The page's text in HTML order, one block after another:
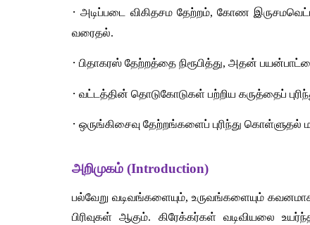
· அடிப்படை விகிதசம தேற்றம், கோண
வரைதல்.
· பிதாகரஸ் தேற்றத்தை நிரூபித்து, அதன்
· வட்டத்தின் தொடுகோடுகள் பற்றிய கருத்தைப்
· ஒருங்கிசைவு தேற்றங்களைப் புரிந்து கொள்ளுதல்
அறிமுகம் (Introduction)
பல்வேறு வடிவங்களையும், உருவங்களையும்
பிரிவுகள் ஆகும். கிரேக்கர்கள் வடிவியலை